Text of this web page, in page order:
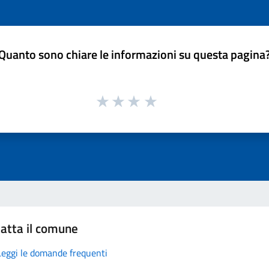
sono chiare le informazioni su questa
il comune
le domande frequenti